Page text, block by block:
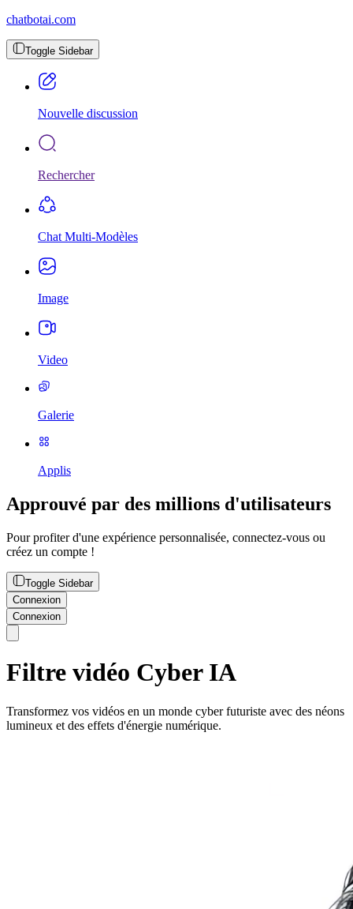
chatbotai.com
Toggle Sidebar
Nouvelle discussion
Rechercher
Chat Multi-Modèles
Image
Video
Galerie
Applis
Approuvé par des millions d'utilisateurs
Pour profiter d'une expérience personnalisée, connectez-vous ou
créez un compte !
Toggle Sidebar
Connexion
Connexion
Filtre vidéo Cyber IA
Transformez vos vidéos en un monde cyber futuriste avec des néons
lumineux et des effets d'énergie numérique.